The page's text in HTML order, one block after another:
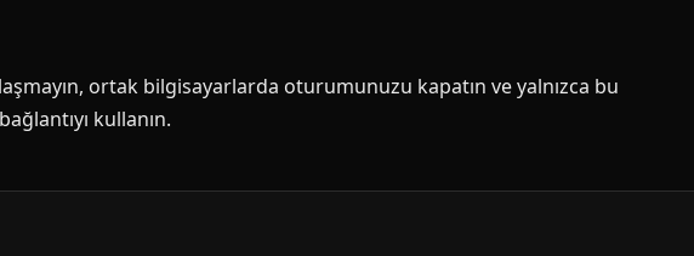
ortak bilgisayarlarda oturumunuzu kapatın ve yalnızca bu
kullanın.